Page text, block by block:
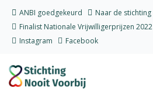
ANBI goedgekeurd
Naar de stichting
Finalist Nationale Vrijwilligerprijzen 2022
Instagram
Facebook